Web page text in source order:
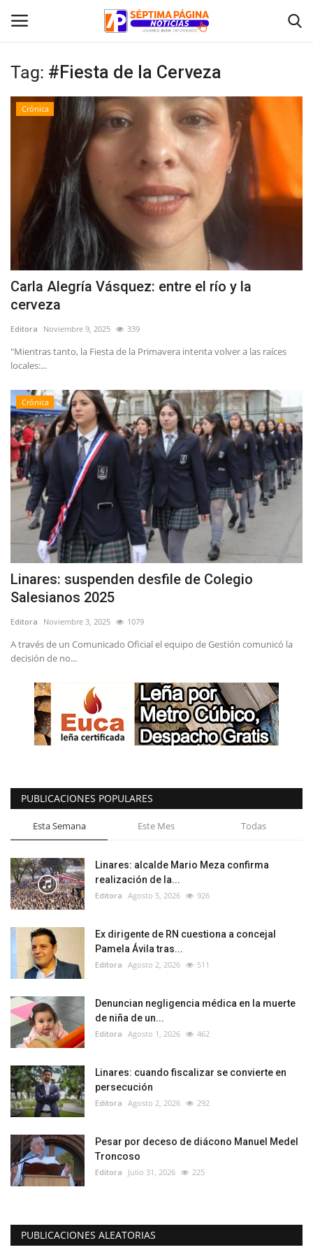
Inicio
Crónica
Policial
Tribunales
Política
Espectáculos
Tag: #Fiesta de la Cerveza
Crónica
Carla Alegría Vásquez: entre el río y la
cerveza
Editora Noviembre 9, 2025 339
"Mientras tanto, la Fiesta de la Primavera intenta volver a las raíces
locales:...
Crónica
Linares: suspenden desfile de Colegio
Salesianos 2025
Editora Noviembre 3, 2025 1079
A través de un Comunicado Oficial el equipo de Gestión comunicó la
decisión de no...
PUBLICACIONES POPULARES
Esta Semana Este Mes Todas
Linares: alcalde Mario Meza confirma
realización de la...
Editora Agosto 5, 2026 926
Ex dirigente de RN cuestiona a concejal
Pamela Ávila tras...
Editora Agosto 2, 2026 511
Denuncian negligencia médica en la muerte
de niña de un...
Editora Agosto 1, 2026 462
Linares: cuando fiscalizar se convierte en
persecución
Editora Agosto 2, 2026 292
Pesar por deceso de diácono Manuel Medel
Troncoso
Editora Julio 31, 2026 225
PUBLICACIONES ALEATORIAS